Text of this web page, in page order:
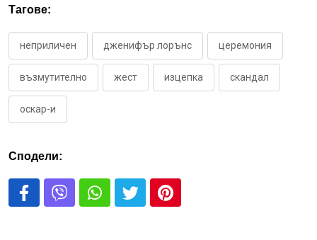
Тагове:
неприличен дженифър лорънс церемония
възмутително жест изцепка скандал
оскар-и
Сподели: